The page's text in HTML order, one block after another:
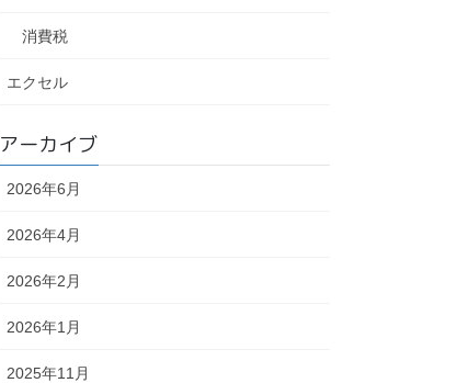
消費税
エクセル
アーカイブ
2026年6月
2026年4月
2026年2月
2026年1月
2025年11月